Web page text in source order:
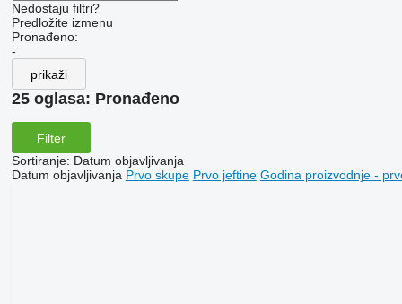
Nedostaju filtri?
Predložite izmenu
Pronađeno:
-
prikaži
25 oglasa: Pronađeno
Filter
Sortiranje: Datum objavljivanja
Datum objavljivanja Prvo skupe Prvo jeftine Godina proizvodnje -